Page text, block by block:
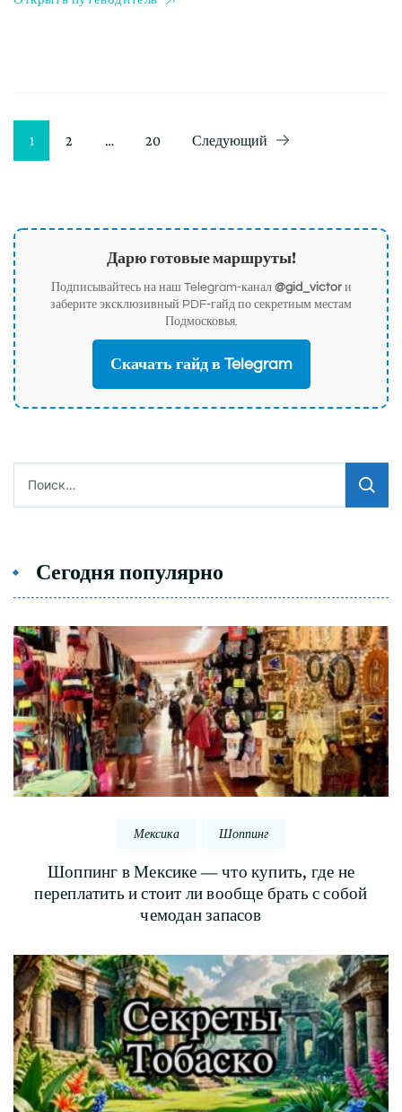
Пагинация
Страница
1 Страница
2 … Страница
20 Следующий
Дарю готовые маршруты!
Подписывайтесь на наш Telegram-канал @gid_victorи
заберите эксклюзивный PDF-гайд по секретным местам
Подмосковья.
Скачать гайд в Telegram
Сегодня популярно
Мексика Шоппинг
Шоппинг в Мексике — что купить, где не
переплатить и стоит ли вообще брать с собой
чемодан запасов